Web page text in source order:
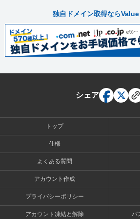
独自ドメイン取得なら
シェア
トップ
仕様
よくある質問
アカウント作成
プライバシーポリシー
アカウント凍結と解除 パ